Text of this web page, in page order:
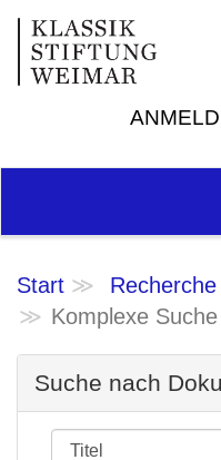
Start Recherche
Komplexe
Suche nach